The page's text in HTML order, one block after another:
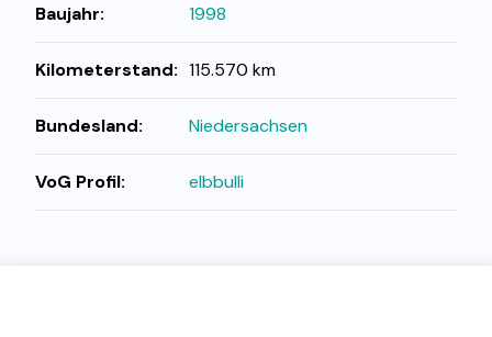
Baujahr: 1998
Kilometerstand: 115.570 km
Bundesland: Niedersachsen
VoG Profil: elbbulli